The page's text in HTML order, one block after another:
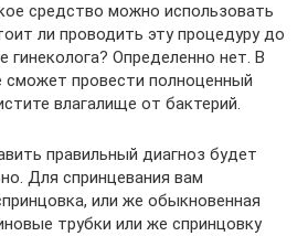
средство можно использовать
ли проводить эту процедуру до
гинеколога? Определенно нет. В
сможет провести полноценный
влагалище от бактерий.
правильный диагноз будет
Для спринцевания вам
или же обыкновенная
трубки или же спринцовку